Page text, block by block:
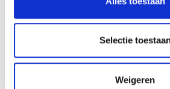
Selectie
Weigeren
kostenpost. Theo ziet dat anders.
preventief. Maar het levert ons
op. Wij hoeven niet zelf mensen aan
en sluiten. Dat voorkomt gedoe.